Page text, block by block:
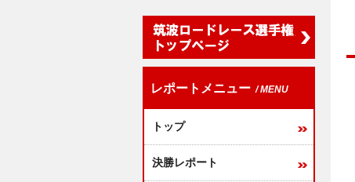
レポートメニュー / MENU
トップ
決勝レポート